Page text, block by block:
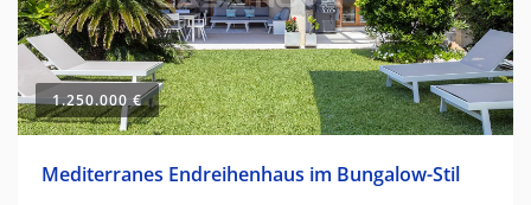
1.250.000 €
Mediterranes Endreihenhaus im Bungalow-Stil